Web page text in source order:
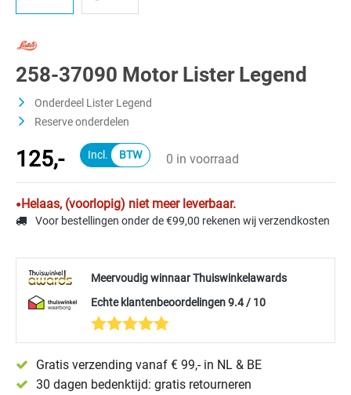
258-37090 Motor Lister Legend
Onderdeel Lister Legend
Reserve onderdelen
125,- 0 in voorraad
Helaas, (voorlopig) niet meer leverbaar.
Voor bestellingen onder de €99,00 rekenen wij verzendkosten
Meervoudig winnaar Thuiswinkelawards
Echte klantenbeoordelingen 9.4 / 10
Gratis verzending vanaf € 99,- in NL & BE
30 dagen bedenktijd: gratis retourneren